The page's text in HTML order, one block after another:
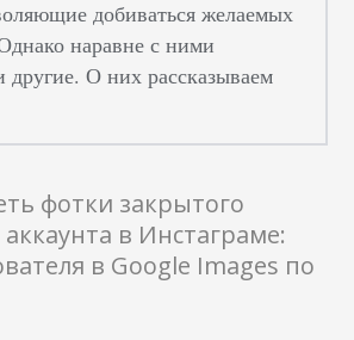
добиваться желаемых
наравне с ними
другие. О них рассказываем
фотки закрытого
в Инстаграме:
в Google Images по